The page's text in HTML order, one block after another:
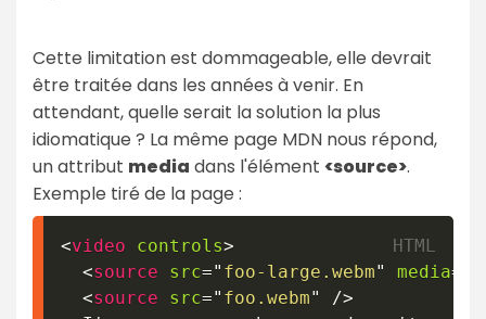
Cette limitation est dommageable, elle devrait
être traitée dans les années à venir. En
attendant, quelle serait la solution la plus
idiomatique ? La même page MDN nous répond,
un attribut media dans l'élément <source>.
Exemple tiré de la page :
<video controls>
<source src=" foo-large.webm" media=
<source src=" foo.webm" />